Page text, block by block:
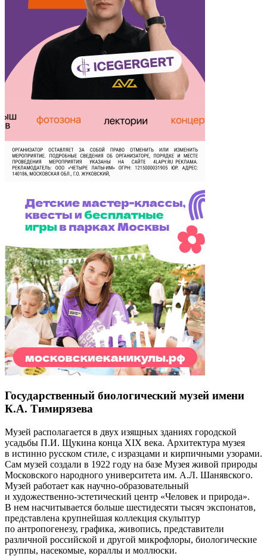
Государственный биологический музей имени
К.А. Тимирязева
Музей располагается в двух изящных зданиях городской
усадьбы П.И. Щукина конца XIX века. Архитектура музея
в истинно русском стиле, с изразцами и кирпичными узорами.
Сам музей создали в 1922 году на базе Музея живой природы
Московского народного университета им. А.Л. Шанявского.
Музей работает как научно-образовательный
и художественно-эстетический центр «Человек и природа».
В нем насчитывается больше шестидесяти тысяч экспонатов,
представлена крупнейшая коллекция скульптур
по антропогенезу, графика, живопись, представители
различной российской и другой микрофлоры, биологические
группы, насекомые, кораллы и моллюски.